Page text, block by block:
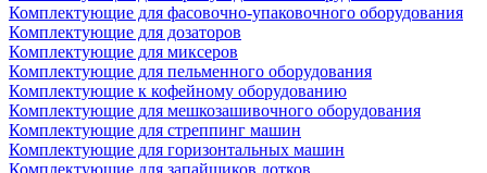
Комплектующие для фасовочно-упаковочного оборудования
Комплектующие для дозаторов
Комплектующие для миксеров
Комплектующие для пельменного оборудования
Комплектующие к кофейному оборудованию
Комплектующие для мешкозашивочного оборудования
Комплектующие для стреппинг машин
Комплектующие для горизонтальных машин
Комплектующие для запайщиков лотков